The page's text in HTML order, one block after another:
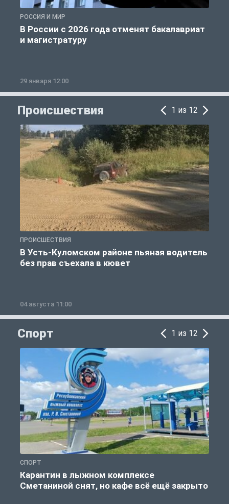
РОССИЯ И МИР
В России с 2026 года отменят бакалавриат
и магистратуру
29 января 12:00
Происшествия 1 из 12
ПРОИСШЕСТВИЯ
В Усть-Куломском районе пьяная водитель
без прав съехала в кювет
04 августа 11:00
Спорт 1 из 12
СПОРТ
Карантин в лыжном комплексе
Сметаниной снят, но кафе всё ещё закрыто